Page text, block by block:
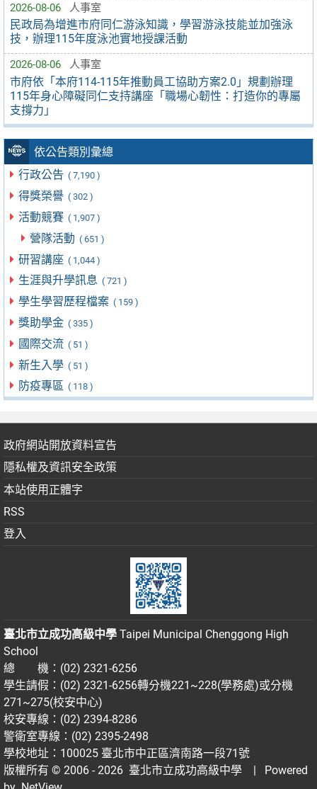
2026-08-06 人事室
民政局為增進市府同仁游泳知識，學習游泳技能並加強泳
技，辦理115年度泳池實地授課活動
2026-08-06 人事室
市府依「本府114-115年推動員工協助方案2.0」規劃辦理
115年身心障礙同仁支持講座「職場心韌性：打造你的專屬
支撐力」
依公告類別彙總
行政公告 ( 7,190 )
得獎榮譽 ( 302 )
活動競賽 ( 1,907 )
營隊活動 ( 651 )
研習講座 ( 1,044 )
生涯與升學訊息 ( 721 )
學生學習歷程檔案 ( 159 )
獎助學金 ( 335 )
國際交流 ( 51 )
新生入學 ( 51 )
防疫專區 ( 118 )
政府網站開放資料宣告
隱私權及資訊安全政策
本站使用正體字
RSS
登入
臺北市立成功高級中學 Taipei Municipal Chenggong High
School
總 機：(02) 2321-6256
學生請假：(02) 2321-6256轉分機221~228(學務處)或分機
271~275(校安中心)
校安專線：(02) 2394-8286
警衛室專線：(02) 2395-2498
學校地址：100025 臺北市中正區濟南路一段71號
版權所有 © 2006 - 2026 臺北市立成功高級中學
| Powered